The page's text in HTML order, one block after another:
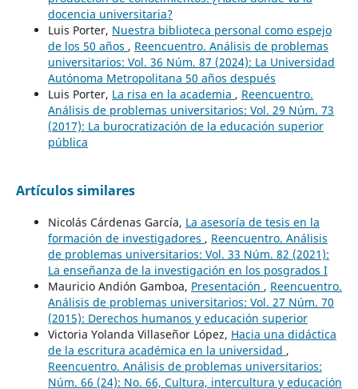
docencia universitaria?
Luis Porter, Nuestra biblioteca personal como espejo
de los 50 años , Reencuentro. Análisis de problemas
universitarios: Vol. 36 Núm. 87 (2024): La Universidad
Autónoma Metropolitana 50 años después
Luis Porter, La risa en la academia , Reencuentro.
Análisis de problemas universitarios: Vol. 29 Núm. 73
(2017): La burocratización de la educación superior
pública
Artículos similares
Nicolás Cárdenas García, La asesoría de tesis en la
formación de investigadores , Reencuentro. Análisis
de problemas universitarios: Vol. 33 Núm. 82 (2021):
La enseñanza de la investigación en los posgrados I
Mauricio Andión Gamboa, Presentación , Reencuentro.
Análisis de problemas universitarios: Vol. 27 Núm. 70
(2015): Derechos humanos y educación superior
Victoria Yolanda Villaseñor López, Hacia una didáctica
de la escritura académica en la universidad ,
Reencuentro. Análisis de problemas universitarios:
Núm. 66 (24): No. 66, Cultura, intercultura y educación